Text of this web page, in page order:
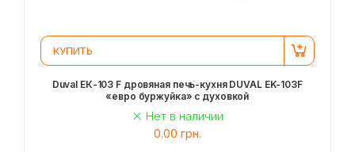
КУПИТЬ
Duval EК-103 F дровяная печь-кухня DUVAL EK-103F
«евро буржуйка» с духовкой
Нет в наличии
0.00 грн.